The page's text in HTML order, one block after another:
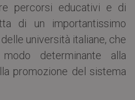
percorsi educativi e di
di un importantissimo
università italiane, che
determinante alla
promozione del sistema